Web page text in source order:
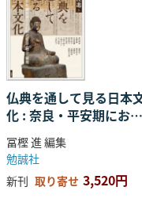
仏典を通して見る日本
化 : 奈良・平安期におけ
る仏教の受容・融合・展
開
冨樫 進 編集
勉誠社
新刊 取り寄せ 3,520円